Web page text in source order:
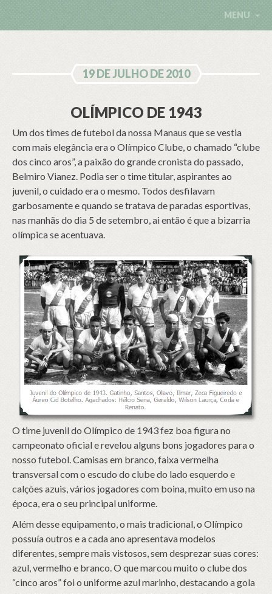
MENU
19 DE JULHO DE 2010
OLÍMPICO DE 1943
Um dos times de futebol da nossa Manaus que se vestia
com mais elegância era o Olímpico Clube, o chamado “clube
dos cinco aros”, a paixão do grande cronista do passado,
Belmiro Vianez. Podia ser o time titular, aspirantes ao
juvenil, o cuidado era o mesmo. Todos desfilavam
garbosamente e quando se tratava de paradas esportivas,
nas manhãs do dia 5 de setembro, ai então é que a bizarria
olímpica se acentuava.
O time juvenil do Olímpico de 1943 fez boa figura no
campeonato oficial e revelou alguns bons jogadores para o
nosso futebol. Camisas em branco, faixa vermelha
transversal com o escudo do clube do lado esquerdo e
calções azuis, vários jogadores com boina, muito em uso na
época, era o seu principal uniforme.
Além desse equipamento, o mais tradicional, o Olímpico
possuía outros e a cada ano apresentava modelos
diferentes, sempre mais vistosos, sem desprezar suas cores:
azul, vermelho e branco. O que marcou muito o clube dos
“cinco aros” foi o uniforme azul marinho, destacando a gola